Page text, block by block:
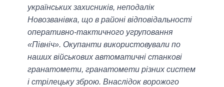
українських захисників, неподалік
Новозванівка, що в районі відповідальності
оперативно-тактичного угруповання
«Північ». Окупанти використовували по
наших військових автоматичні станкові
гранатомети, гранатомети різних систем
і стрілецьку зброю. Внаслідок ворожого